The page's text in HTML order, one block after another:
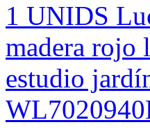
1 UNIDS
madera rojo
estudio